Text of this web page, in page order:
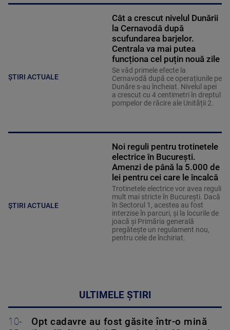
ȘTIRI ACTUALE
Cât a crescut nivelul Dunării
la Cernavodă după
scufundarea barjelor.
Centrala va mai putea
funcționa cel puțin nouă zile
Se văd primele efecte la
Cernavodă după ce operațiunile pe
Dunăre s-au încheiat. Nivelul apei
a crescut cu 4 centimetri în dreptul
pompelor de răcire ale Unității 2.
ȘTIRI ACTUALE
Noi reguli pentru trotinetele
electrice în București.
Amenzi de până la 5.000 de
lei pentru cei care le încalcă
Trotinetele electrice vor avea reguli
mult mai stricte în București. Dacă
în Sectorul 1, acestea au fost
interzise în parcuri, și la locurile de
joacă și Primăria generală
pregătește un regulament nou,
pentru cele de închiriat.
ULTIMELE ȘTIRI
10-
Opt cadavre au fost găsite într-o mină